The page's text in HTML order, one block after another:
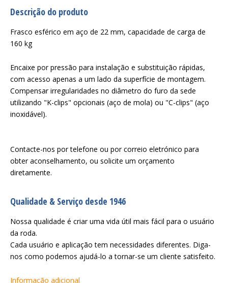
Descrição do produto
Frasco esférico em aço de 22 mm, capacidade de carga de
160 kg
Encaixe por pressão para instalação e substituição rápidas,
com acesso apenas a um lado da superfície de montagem.
Compensar irregularidades no diâmetro do furo da sede
utilizando "K-clips" opcionais (aço de mola) ou "C-clips" (aço
inoxidável).
Contacte-nos por telefone ou por correio eletrónico para
obter aconselhamento, ou solicite um orçamento
diretamente.
Qualidade & Serviço desde 1946
Nossa qualidade é criar uma vida útil mais fácil para o usuário
da roda.
Cada usuário e aplicação tem necessidades diferentes. Diga-
nos como podemos ajudá-lo a tornar-se um cliente satisfeito.
Informação adicional